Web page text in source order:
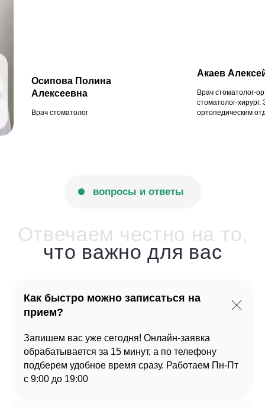
Осипова Полина
Алексеевна
Врач стоматолог
Акаев
Врач стоматолог-
стоматолог-хирург.
ортопедическим
Как быстро можно записаться на
прием?
Запишем вас уже сегодня! Онлайн-заявка
обрабатывается за 15 минут, а по телефону
подберем удобное время сразу. Работаем Пн-Пт
с 9:00 до 19:00